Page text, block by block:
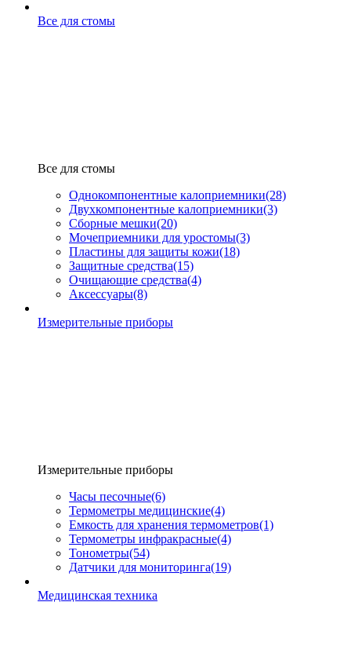
Все для стомы
Все для стомы
Однокомпонентные калоприемники(28)
Двухкомпонентные калоприемники(3)
Сборные мешки(20)
Мочеприемники для уростомы(3)
Пластины для защиты кожи(18)
Защитные средства(15)
Очищающие средства(4)
Аксессуары(8)
Измерительные приборы
Измерительные приборы
Часы песочные(6)
Термометры медицинские(4)
Емкость для хранения термометров(1)
Термометры инфракрасные(4)
Тонометры(54)
Датчики для мониторинга(19)
Медицинская техника